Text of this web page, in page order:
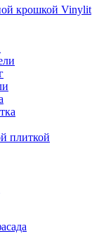
крошкой Vinylit
плиткой